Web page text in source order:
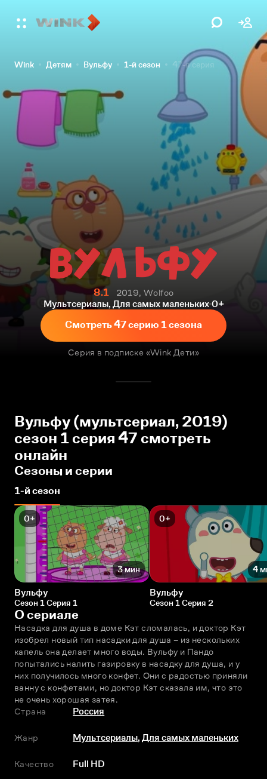
Wink Детям Вульфу 1-й сезон 47-я серия
8.1
2019, Wolfoo
Мультсериалы, Для самых маленьких 0+
Смотреть 47 серию 1 сезона
Серия в подписке «Wink Дети»
Вульфу (мультсериал, 2019)
сезон 1 серия 47 смотреть
онлайн
Сезоны и серии
1-й сезон
0+
3 мин
Вульфу
Сезон 1 Серия 1
0+
4
Вульфу
Сезон 1 Серия 2
О сериале
Насадка для душа в доме Кэт сломалась, и доктор Кэт
изобрел новый тип насадки для душа – из нескольких
капель она делает много воды. Вульфу и Пандо
попытались налить газировку в насадку для душа, и у
них получилось много конфет. Они с радостью приняли
ванну с конфетами, но доктор Кэт сказала им, что это
не очень хорошая затея.
Страна
Россия
Жанр Мультсериалы,Для самых маленьких
Качество Full HD